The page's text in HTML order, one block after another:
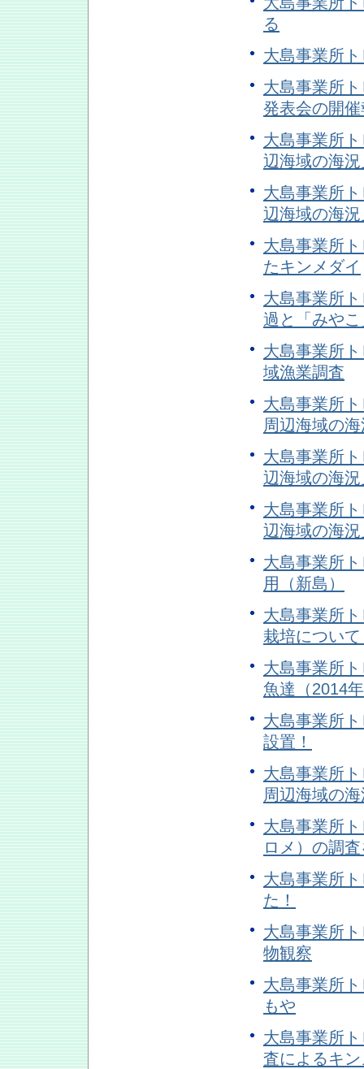
る
大島事業所
大島事業所
発表会の開
大島事業所
辺海域の海
大島事業所
辺海域の海
大島事業所
たキンメダイ
大島事業所
過と「みや
大島事業所
域漁業調査
大島事業所
周辺海域の
大島事業所
辺海域の海
大島事業所
辺海域の海
大島事業所
用（新島）
大島事業所
栽培につい
大島事業所
魚達（2014
大島事業所
設置！
大島事業所
周辺海域の
大島事業所
ロメ）の調
大島事業所
た！
大島事業所
物観察
大島事業所
もや
大島事業所
査によるキ